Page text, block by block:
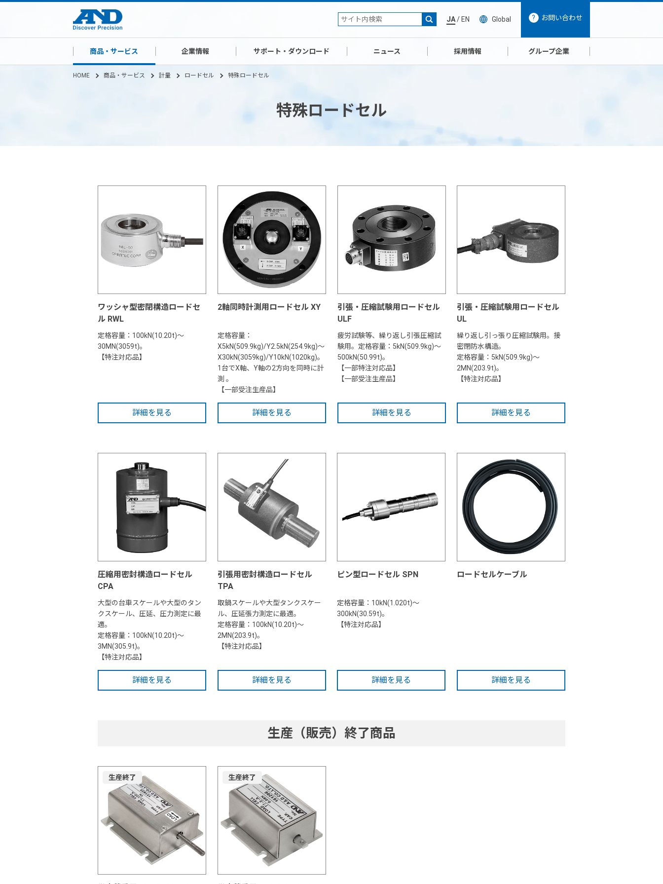
JA/ EN Global お問い合わせ
商品・サービス 企業情報 サポート・ダウンロード ニュース 採用情報 グループ企業
HOME 商品・サービス 計量 ロードセル 特殊ロードセル
特殊ロードセル
ワッシャ型密閉構造ロードセ
ル RWL
定格容量：100kN(10.20t)～
30MN(3059t)。
【特注対応品】
詳細を見る
2軸同時計測用ロードセル XY
定格容量：
X5kN(509.9kg)/Y2.5kN(254.9kg)～
X30kN(3059kg)/Y10kN(1020kg)。
1台でX軸、Y軸の2方向を同時に計
測 。
【一部受注生産品】
詳細を見る
引張・圧縮試験用ロードセル
ULF
疲労試験等、繰り返し引張圧縮試
験用。定格容量：5kN(509.9kg)～
500kN(50.99t)。
【一部特注対応品】
【一部受注生産品】
詳細を見る
引張・圧縮試験用ロードセル
UL
繰り返し引っ張り圧縮試験用。接
密閉防水構造。
定格容量：5kN(509.9kg)～
2MN(203.9t)。
【特注対応品】
詳細を見る
圧縮用密封構造ロードセル
CPA
大型の台車スケールや大型のタン
クスケール、圧延、圧力測定に最
適。
定格容量：100kN(10.20t)～
3MN(305.9t)。
【特注対応品】
詳細を見る
引張用密封構造ロードセル
TPA
取鍋スケールや大型タンクスケー
ル、圧延張力測定に最適。
定格容量：100kN(10.20t)～
2MN(203.9t)。
【特注対応品】
詳細を見る
ピン型ロードセル SPN
定格容量：10kN(1.020t)～
300kN(30.59t)。
【特注対応品】
詳細を見る
ロードセルケーブル
詳細を見る
生産（販売）終了商品
生産終了 生産終了